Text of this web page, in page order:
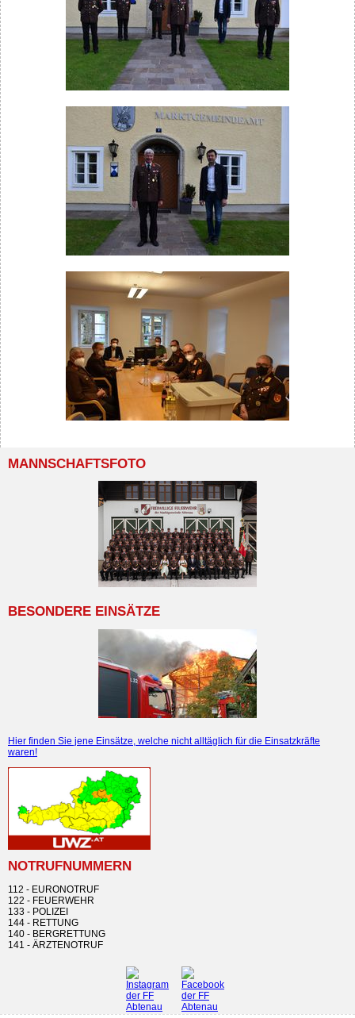
MANNSCHAFTSFOTO
BESONDERE EINSÄTZE
Hier finden Sie jene Einsätze, welche nicht alltäglich für die Einsatzkräfte
waren!
NOTRUFNUMMERN
112 - EURONOTRUF
122 - FEUERWEHR
133 - POLIZEI
144 - RETTUNG
140 - BERGRETTUNG
141 - ÄRZTENOTRUF